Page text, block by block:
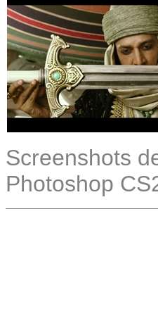
Screenshots
Photoshop